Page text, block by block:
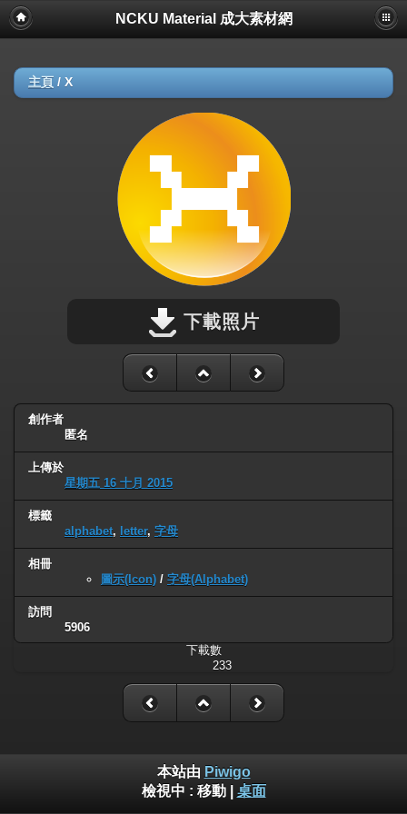
NCKU Material 成大素材網
主頁 / X
下載照片
創作者
匿名
上傳於
星期五 16 十月 2015
標籤
alphabet, letter, 字母
相冊
圖示(Icon) / 字母(Alphabet)
訪問
5906
下載數
233
本站由 Piwigo
檢視中 : 移動| 桌面